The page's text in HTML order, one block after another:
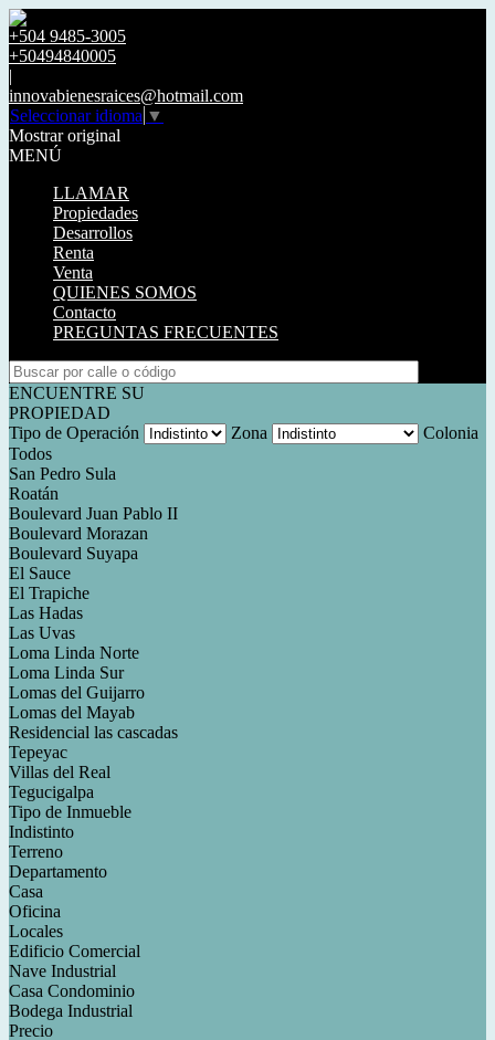
+504 9485-3005
+50494840005
|
innovabienesraices@hotmail.com
Seleccionar idioma ▼
Mostrar original
MENÚ
LLAMAR
Propiedades
Desarrollos
Renta
Venta
QUIENES SOMOS
Contacto
PREGUNTAS FRECUENTES
ENCUENTRE SU
PROPIEDAD
Tipo de Operación
Zona
Colonia
Todos
San Pedro Sula
Roatán
Boulevard Juan Pablo II
Boulevard Morazan
Boulevard Suyapa
El Sauce
El Trapiche
Las Hadas
Las Uvas
Loma Linda Norte
Loma Linda Sur
Lomas del Guijarro
Lomas del Mayab
Residencial las cascadas
Tepeyac
Villas del Real
Tegucigalpa
Tipo de Inmueble
Indistinto
Terreno
Departamento
Casa
Oficina
Locales
Edificio Comercial
Nave Industrial
Casa Condominio
Bodega Industrial
Precio